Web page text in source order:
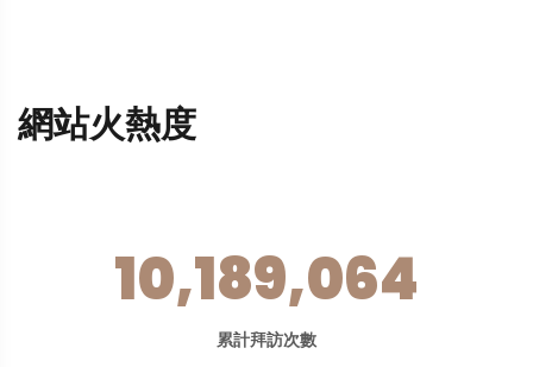
網站火熱度
10,189,064
累計拜訪次數